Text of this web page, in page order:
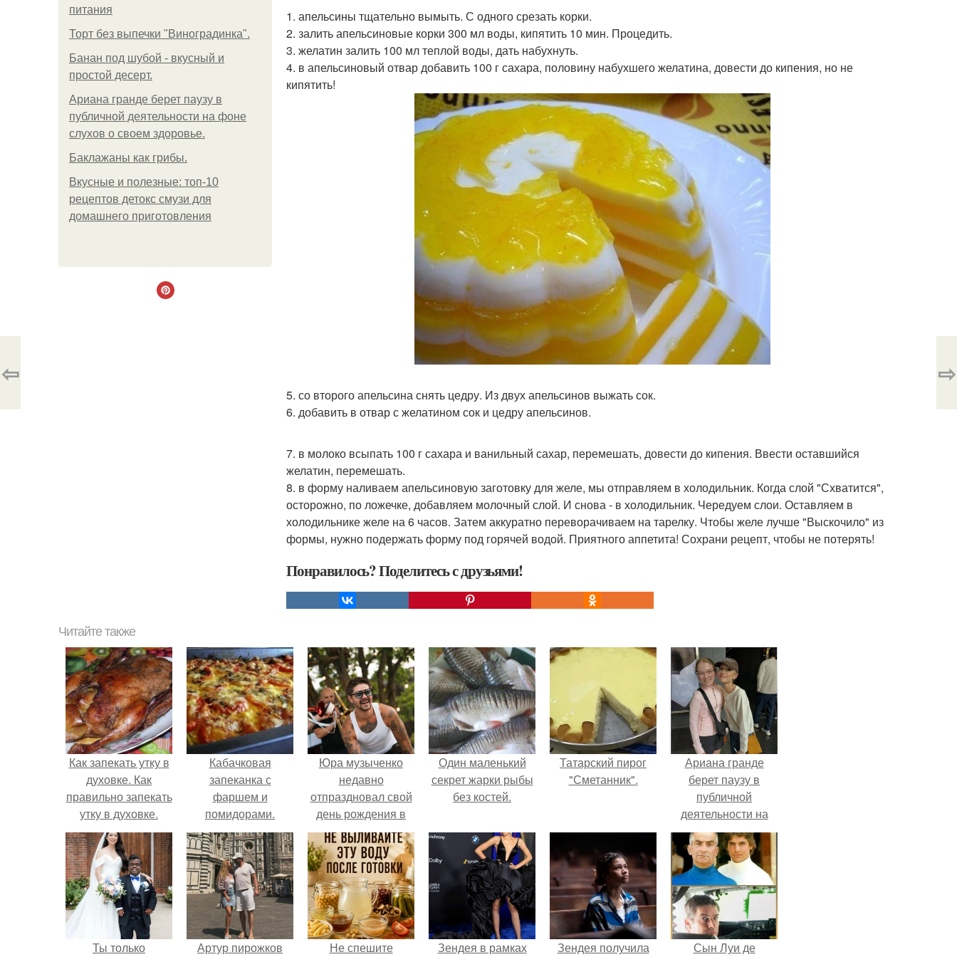
питания
Торт без выпечки "Виноградинка".
Банан под шубой - вкусный и
простой десерт.
Ариана гранде берет паузу в
публичной деятельности на фоне
слухов о своем здоровье.
Баклажаны как грибы.
Вкусные и полезные: топ-10
рецептов детокс смузи для
домашнего приготовления
1. апельсины тщательно вымыть. С одного срезать корки.
2. залить апельсиновые корки 300 мл воды, кипятить 10 мин. Процедить.
3. желатин залить 100 мл теплой воды, дать набухнуть.
4. в апельсиновый отвар добавить 100 г сахара, половину набухшего желатина, довести до кипения, но не
кипятить!
5. со второго апельсина снять цедру. Из двух апельсинов выжать сок.
6. добавить в отвар с желатином сок и цедру апельсинов.
7. в молоко всыпать 100 г сахара и ванильный сахар, перемешать, довести до кипения. Ввести оставшийся
желатин, перемешать.
8. в форму наливаем апельсиновую заготовку для желе, мы отправляем в холодильник. Когда слой "Схватится",
осторожно, по ложечке, добавляем молочный слой. И снова - в холодильник. Чередуем слои. Оставляем в
холодильнике желе на 6 часов. Затем аккуратно переворачиваем на тарелку. Чтобы желе лучше "Выскочило" из
формы, нужно подержать форму под горячей водой. Приятного аппетита! Сохрани рецепт, чтобы не потерять!
Понравилось? Поделитесь с друзьями!
⇦ ⇨
Читайте также
Как запекать утку в
духовке. Как
правильно запекать
утку в духовке.
Кабачковая
запеканка с
фаршем и
помидорами.
Юра музыченко
недавно
отпраздновал свой
день рождения в
кругу самых
близких и родных
людей.
Один маленький
секрет жарки рыбы
без костей.
Татарский пирог
"Сметанник".
Ариана гранде
берет паузу в
публичной
деятельности на
фоне слухов о
своем здоровье.
Ты только
Артур пирожков
Не спешите
Зендея в рамках
Зендея получила
Сын Луи де